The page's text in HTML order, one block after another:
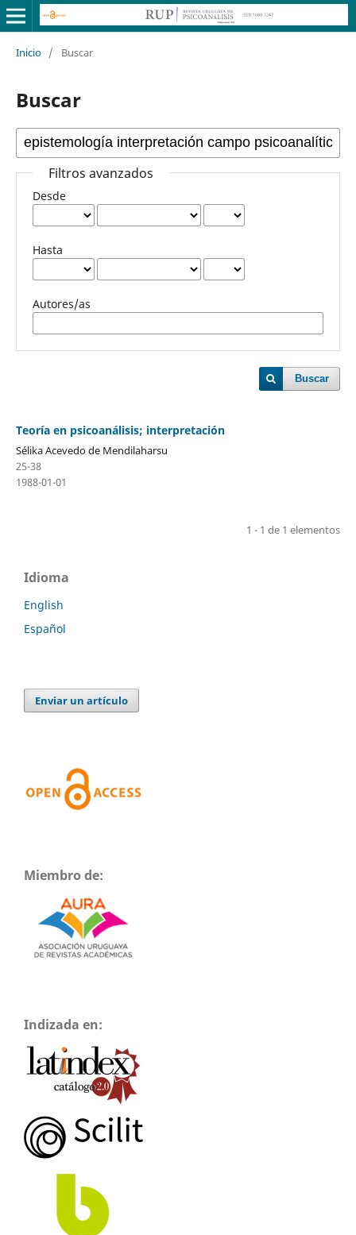
Inicio / Buscar
Buscar
Filtros avanzados
Desde
Hasta
Autores/as
Buscar
Teoría en psicoanálisis; interpretación
Sélika Acevedo de Mendilaharsu
25-38
1988-01-01
1 - 1 de 1 elementos
Idioma
English
Español
Enviar un artículo
Miembro de:
Indizada en: